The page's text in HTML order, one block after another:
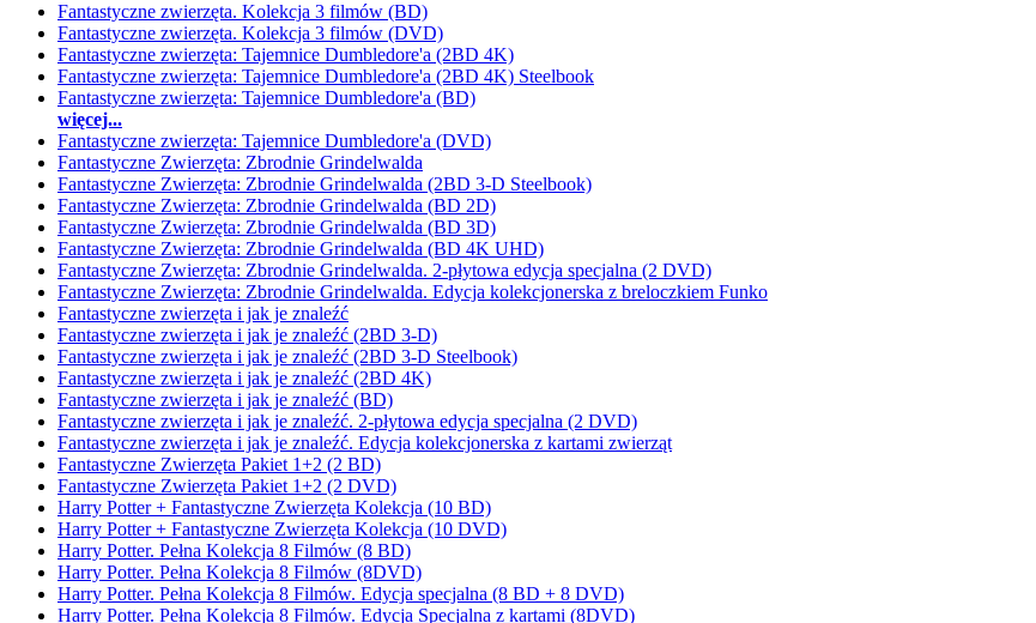
Fantastyczne zwierzęta. Kolekcja 3 filmów (BD)
Fantastyczne zwierzęta. Kolekcja 3 filmów (DVD)
Fantastyczne zwierzęta: Tajemnice Dumbledore'a (2BD 4K)
Fantastyczne zwierzęta: Tajemnice Dumbledore'a (2BD 4K) Steelbook
Fantastyczne zwierzęta: Tajemnice Dumbledore'a (BD)
więcej...
Fantastyczne zwierzęta: Tajemnice Dumbledore'a (DVD)
Fantastyczne Zwierzęta: Zbrodnie Grindelwalda
Fantastyczne Zwierzęta: Zbrodnie Grindelwalda (2BD 3-D Steelbook)
Fantastyczne Zwierzęta: Zbrodnie Grindelwalda (BD 2D)
Fantastyczne Zwierzęta: Zbrodnie Grindelwalda (BD 3D)
Fantastyczne Zwierzęta: Zbrodnie Grindelwalda (BD 4K UHD)
Fantastyczne Zwierzęta: Zbrodnie Grindelwalda. 2-płytowa edycja specjalna (2 DVD)
Fantastyczne Zwierzęta: Zbrodnie Grindelwalda. Edycja kolekcjonerska z breloczkiem Funko
Fantastyczne zwierzęta i jak je znaleźć
Fantastyczne zwierzęta i jak je znaleźć (2BD 3-D)
Fantastyczne zwierzęta i jak je znaleźć (2BD 3-D Steelbook)
Fantastyczne zwierzęta i jak je znaleźć (2BD 4K)
Fantastyczne zwierzęta i jak je znaleźć (BD)
Fantastyczne zwierzęta i jak je znaleźć. 2-płytowa edycja specjalna (2 DVD)
Fantastyczne zwierzęta i jak je znaleźć. Edycja kolekcjonerska z kartami zwierząt
Fantastyczne Zwierzęta Pakiet 1+2 (2 BD)
Fantastyczne Zwierzęta Pakiet 1+2 (2 DVD)
Harry Potter + Fantastyczne Zwierzęta Kolekcja (10 BD)
Harry Potter + Fantastyczne Zwierzęta Kolekcja (10 DVD)
Harry Potter. Pełna Kolekcja 8 Filmów (8 BD)
Harry Potter. Pełna Kolekcja 8 Filmów (8DVD)
Harry Potter. Pełna Kolekcja 8 Filmów. Edycja specjalna (8 BD + 8 DVD)
Harry Potter. Pełna Kolekcja 8 Filmów. Edycja Specjalna z kartami (8DVD)